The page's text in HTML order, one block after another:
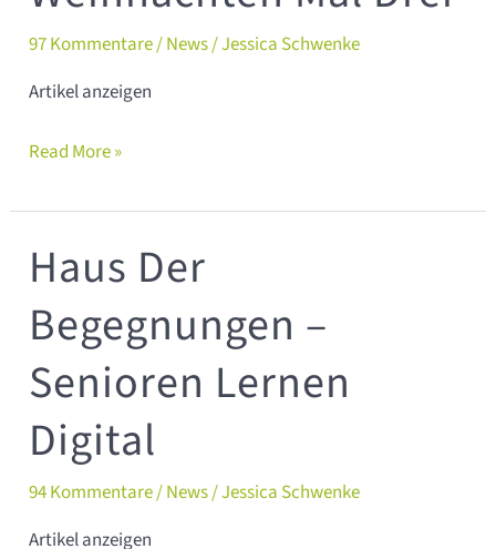
97 Kommentare/News/Jessica Schwenke
Artikel anzeigen
mal
drei
Read More »
Haus Der
Begegnungen –
Senioren Lernen
Digital
94 Kommentare/News/Jessica Schwenke
Artikel anzeigen
Haus
der
Begegnungen
–
Senioren
digital